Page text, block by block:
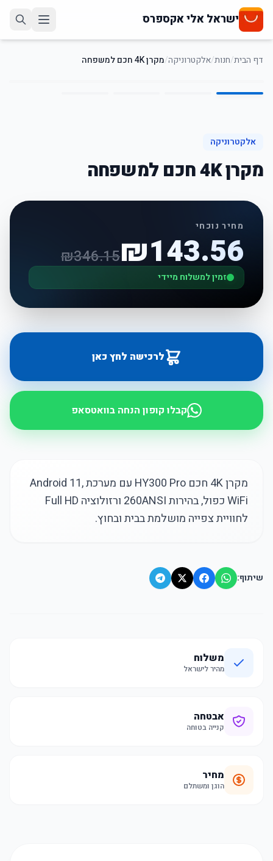
ישראל אלי אקספרס
דף הבית/חנות/אלקטרוניקה/מקרן 4K חכם למשפחה1
/
4
אלקטרוניקה
מקרן 4K חכם למשפחה
מחיר נוכחי
₪143.56
₪346.15
זמין למשלוח מיידי
לרכישה לחץ כאן
קבלו קופון הנחה בוואטסאפ
מקרן 4K חכם HY300 Pro עם מערכת Android 11,
WiFi כפול, בהירות 260ANSI ורזולוציה Full HD
לחוויית צפייה מושלמת בבית ובחוץ.
שיתוף:
משלוח
מהיר לישראל
אבטחה
קנייה בטוחה
מחיר
הוגן ומשתלם